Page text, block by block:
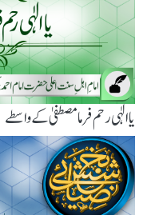
یاالٰہی رحم فرما مصطفیٰ کے واسطے